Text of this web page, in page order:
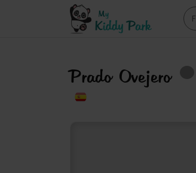
Prado Ovejero